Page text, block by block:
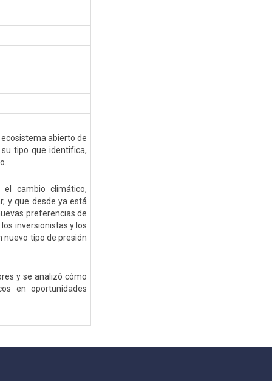
abierto de
tipo que identifica,
cambio climático,
y que desde ya está
preferencias de
inversionistas y los
nuevo tipo de presión
y se analizó cómo
en oportunidades